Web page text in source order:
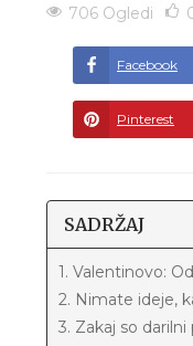
706 Ogledi
Facebook
Pinterest
SADRŽAJ
1. Valentinovo:
2. Nimate ideje,
3. Zakaj so